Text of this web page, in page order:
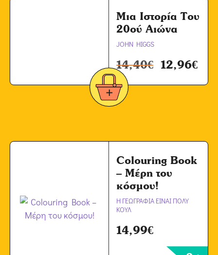
Μια Ιστορία Του
20ού Αιώνα
JOHN HIGGS
14,40€ 12,96€
Colouring Book
– Μέρη του
κόσμου!
Η ΓΕΩΓΡΑΦΙΑ ΕΙΝΑΙ ΠΟΛΥ
ΚΟΥΛ
14,99€